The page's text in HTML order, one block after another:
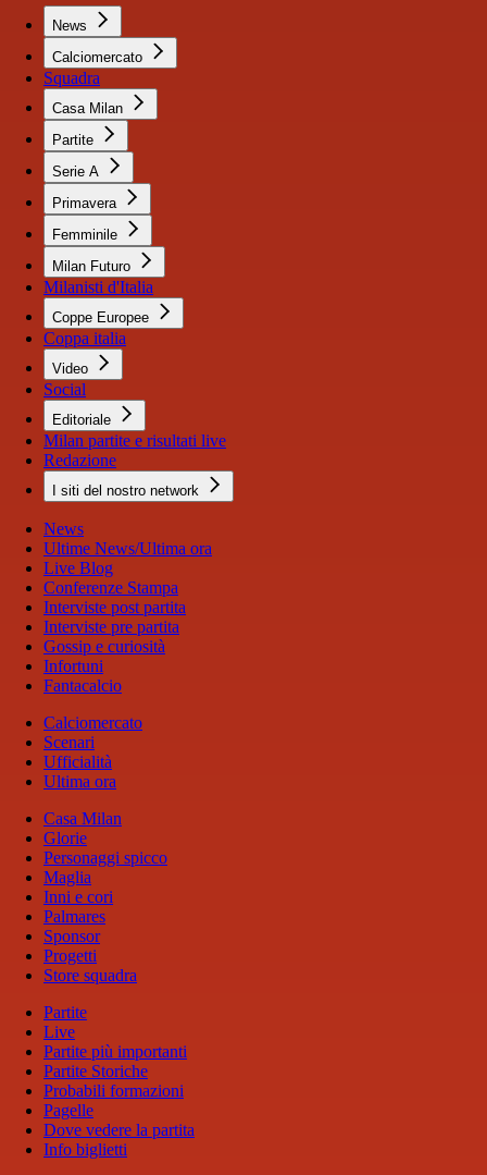
News
Calciomercato
Squadra
Casa Milan
Partite
Serie A
Primavera
Femminile
Milan Futuro
Milanisti d'Italia
Coppe Europee
Coppa italia
Video
Social
Editoriale
Milan partite e risultati live
Redazione
I siti del nostro network
News
Ultime News/Ultima ora
Live Blog
Conferenze Stampa
Interviste post partita
Interviste pre partita
Gossip e curiosità
Infortuni
Fantacalcio
Calciomercato
Scenari
Ufficialità
Ultima ora
Casa Milan
Glorie
Personaggi spicco
Maglia
Inni e cori
Palmares
Sponsor
Progetti
Store squadra
Partite
Live
Partite più importanti
Partite Storiche
Probabili formazioni
Pagelle
Dove vedere la partita
Info biglietti